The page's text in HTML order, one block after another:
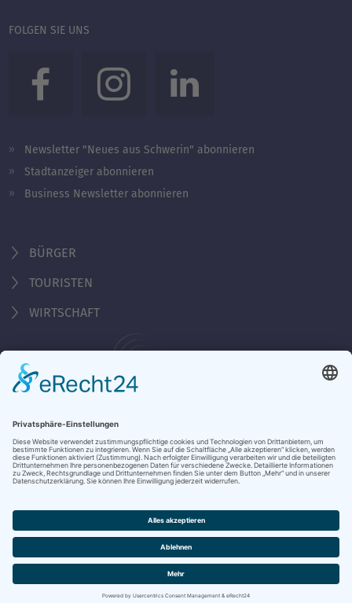
FOLGEN SIE UNS
Newsletter "Neues aus Schwerin" abonnieren
Stadtanzeiger abonnieren
Business Newsletter abonnieren
BÜRGER
TOURISTEN
WIRTSCHAFT
Behördennummer 115
KONTAKT
NOTRUFE & HOTLINES
JOBS
STADTANZEIGER
BROSCHÜREN
PRESSE
DATENSCHUTZ